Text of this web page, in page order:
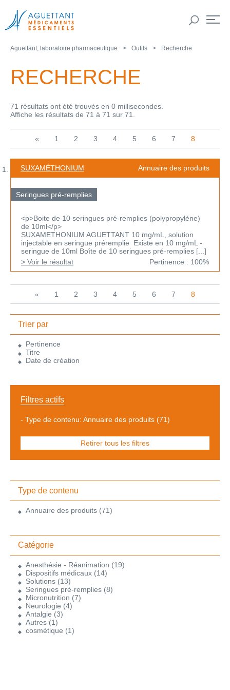
Aguettant, laboratoire pharmaceutique Outils Recherche
RECHERCHE
71 résultats ont été trouvés en 0 millisecondes.
Affiche les résultats de 71 à 71 sur 71.
« 1 2 3 4 5 6 7 8
SUXAMÉTHONIUM Annuaire des produits
Seringues pré-remplies
<p>Boite de 10 seringues pré-remplies (polypropylène)
de 10ml</p>
SUXAMETHONIUM AGUETTANT 10 mg/mL, solution
injectable en seringue préremplie Existe en 10 mg/mL -
seringue de 10ml Boîte de 10 seringues pré-remplies [...]
> Voir le résultat
Pertinence : 100%
« 1 2 3 4 5 6 7 8
Trier par
Pertinence
Titre
Date de création
Filtres actifs
- Type de contenu: Annuaire des produits (71)
Retirer tous les filtres
Type de contenu
Annuaire des produits (71)
Catégorie
Anesthésie - Réanimation (19)
Dispositifs médicaux (14)
Solutions (13)
Seringues pré-remplies (8)
Micronutrition (7)
Neurologie (4)
Antalgie (3)
Autres (1)
cosmétique (1)